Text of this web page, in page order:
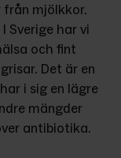
mjölkkor.
Sverige har vi
och fint
Det är en
i sig en lägre
mängder
antibiotika.